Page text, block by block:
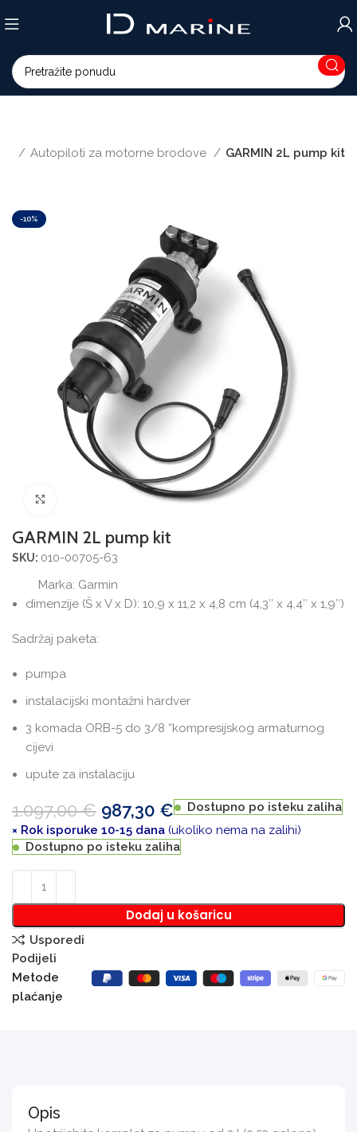
Autopiloti za motorne brodove GARMIN 2L pump kit
-10%
GARMIN 2L pump kit
SKU: 010-00705-63
Marka: Garmin
dimenzije (Š x V x D): 10,9 x 11,2 x 4,8 cm (4,3″ x 4,4″ x 1,9″)
Sadržaj paketa:
pumpa
instalacijski montažni hardver
3 komada ORB-5 do 3/8 “kompresijskog armaturnog
cijevi
upute za instalaciju
1.097,00€ 987,30 €
Dostupno po isteku zaliha
× Rok isporuke 10-15 dana (ukoliko nema na zalihi)
Dostupno po isteku zaliha
Dodaj u košaricu
Usporedi
Podijeli
Metode
plaćanje
Opis